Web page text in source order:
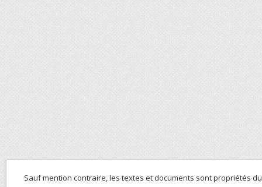
Sauf mention contraire, les textes et documents sont propriétés